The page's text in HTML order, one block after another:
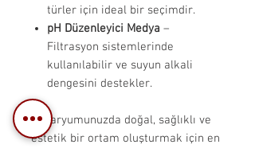
türler için ideal bir seçimdir.
pH Düzenleyici Medya –
Filtrasyon sistemlerinde
kullanılabilir ve suyun alkali
dengesini destekler.
Akvaryumunuzda doğal, sağlıklı ve
estetik bir ortam oluşturmak için en